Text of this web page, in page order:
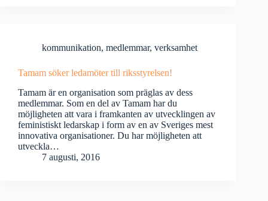
kommunikation, medlemmar, verksamhet
Tamam söker ledamöter till riksstyrelsen!
Tamam är en organisation som präglas av dess
medlemmar. Som en del av Tamam har du
möjligheten att vara i framkanten av utvecklingen av
feministiskt ledarskap i form av en av Sveriges mest
innovativa organisationer. Du har möjligheten att
utveckla…
7 augusti, 2016